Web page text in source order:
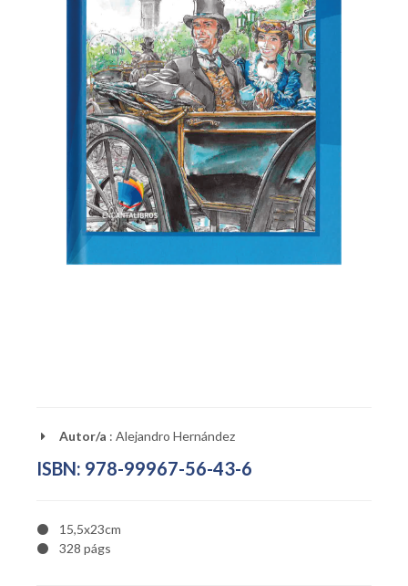
Autor/a : Alejandro Hernández
ISBN: 978-99967-56-43-6
15,5x23cm
328 págs